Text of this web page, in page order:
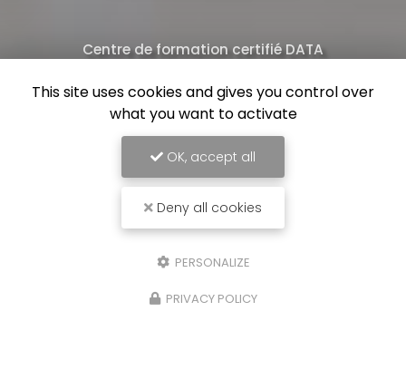
Centre de formation certifié DATA
This site uses cookies and gives you control over
what you want to activate
OK, accept all
Deny all cookies
PERSONALIZE
PRIVACY POLICY